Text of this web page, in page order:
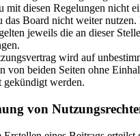
mit diesen Regelungen nicht
das Board nicht weiter
jeweils die an dieser
wird auf
von beiden Seiten ohne
gekündigt werden.
von